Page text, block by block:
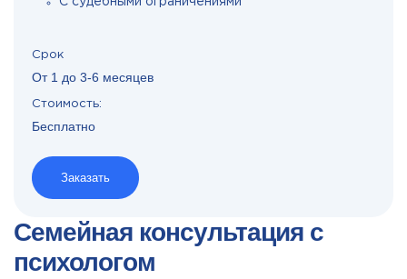
Срок
От 1 до 3-6 месяцев
Стоимость:
Бесплатно
Заказать
Семейная консультация с
психологом